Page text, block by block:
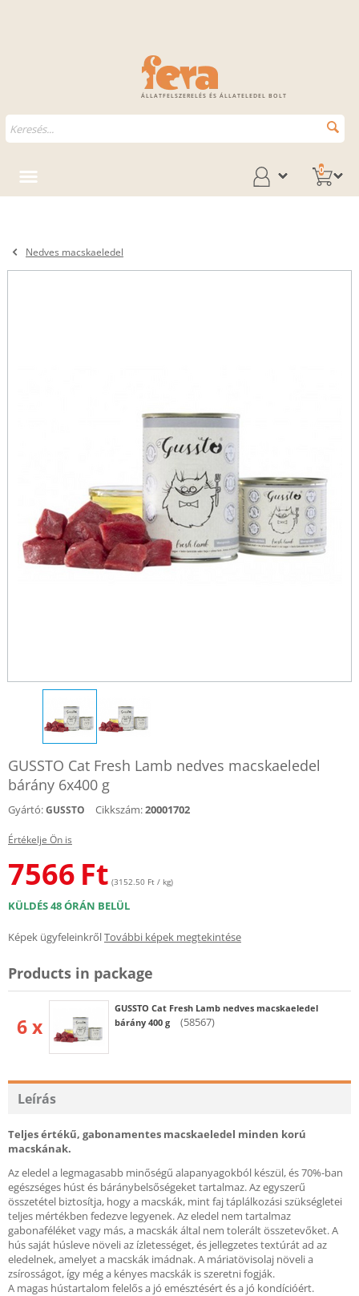
ÁLLATFELSZERELÉS ÉS ÁLLATELEDEL BOLT
0
Nedves macskaeledel
GUSSTO Cat Fresh Lamb nedves macskaeledel
bárány 6x400 g
Gyártó:GUSSTO Cikkszám:20001702
Értékelje Ön is
7566 Ft (3152.50 Ft / kg)
KÜLDÉS 48 ÓRÁN BELÜL
Képek ügyfeleinkrőlTovábbi képek megtekintése
Products in package
6 x
GUSSTO Cat Fresh Lamb nedves macskaeledel
bárány 400 g
(58567)
Leírás
Teljes értékű, gabonamentes macskaeledel minden korú
macskának.
Az eledel a legmagasabb minőségű alapanyagokból készül, és 70%-ban
egészséges húst és báránybelsőségeket tartalmaz. Az egyszerű
összetétel biztosítja, hogy a macskák, mint faj táplálkozási szükségletei
teljes mértékben fedezve legyenek. Az eledel nem tartalmaz
gabonaféléket vagy más, a macskák által nem tolerált összetevőket. A
hús saját húsleve növeli az ízletességet, és jellegzetes textúrát ad az
eledelnek, amelyet a macskák imádnak. A máriatövisolaj növeli a
zsírosságot, így még a kényes macskák is szeretni fogják.
A magas hústartalom felelős a jó emésztésért és a jó kondícióért.